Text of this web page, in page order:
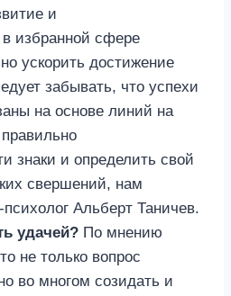
и
избранной сфере
ускорить достижение
забывать, что успехи
на основе линий на
знаки и определить свой
свершений, нам
Альберт Таничев.
удачей? По мнению
не только вопрос
во многом созидать и